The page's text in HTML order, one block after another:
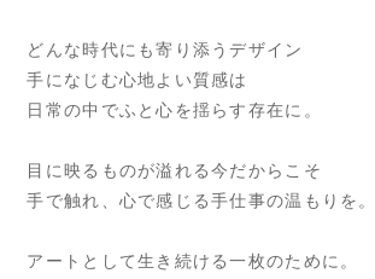
どんな時代にも寄り添うデザイン
手になじむ心地よい質感は
日常の中でふと心を揺らす存在に。
目に映るものが溢れる今だからこそ
手で触れ、心で感じる手仕事の温もりを。
アートとして生き続ける一枚のために。